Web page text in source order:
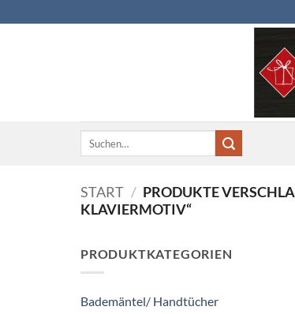
Inhalt
Suchen
START / PRODUKTE
KLAVIERMOTIV“
PRODUKTKATEGORIEN
Bademäntel/ Handtücher